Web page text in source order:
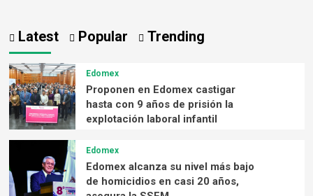
Latest Popular Trending
Edomex
Proponen en Edomex castigar
hasta con 9 años de prisión la
explotación laboral infantil
Edomex
Edomex alcanza su nivel más bajo
de homicidios en casi 20 años,